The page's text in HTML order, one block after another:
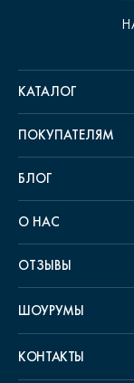
КАТАЛОГ
ПОКУПАТЕЛЯМ
БЛОГ
О НАС
ОТЗЫВЫ
ШОУРУМЫ
КОНТАКТЫ